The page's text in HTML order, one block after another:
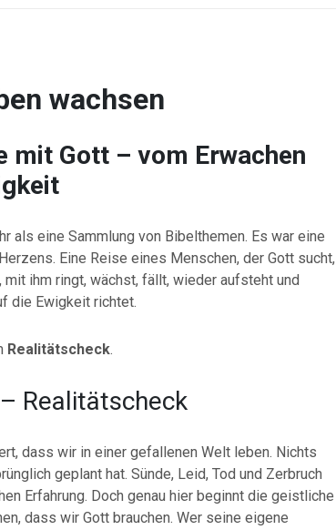
wachsen
mit Gott – vom Erwachen
als eine Sammlung von Bibelthemen. Es war eine
Eine Reise eines Menschen, der Gott sucht,
mit ihm ringt, wächst, fällt, wieder aufsteht und
die Ewigkeit richtet.
Realitätscheck.
Realitätscheck
dass wir in einer gefallenen Welt leben. Nichts
geplant hat. Sünde, Leid, Tod und Zerbruch
Erfahrung. Doch genau hier beginnt die geistliche
dass wir Gott brauchen. Wer seine eigene